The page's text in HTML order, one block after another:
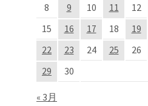
« 3月
8
9 10 11 12
15
16 17 18 19
22
23 24 25 26
29
30